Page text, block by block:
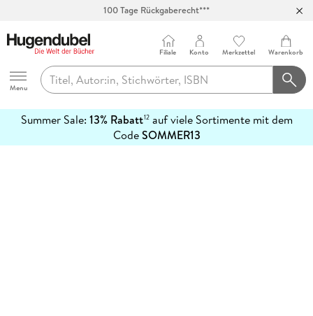
100 Tage Rückgaberecht***
Hugendubel
Menu
Filiale Konto Merkzettel Warenkorb
Summer Sale: 13% Rabatt12auf viele Sortimente mit dem
CodeSOMMER13
erfahren